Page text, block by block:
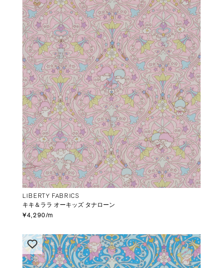
LIBERTY FABRICS
キキ＆ララ オーキッズ タナローン
¥4,290/m